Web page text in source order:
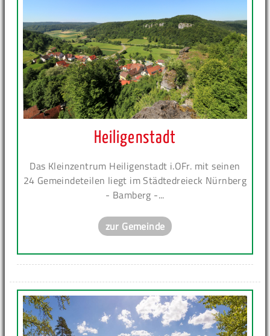
Heiligenstadt
Das Kleinzentrum Heiligenstadt i.OFr. mit seinen
24 Gemeindeteilen liegt im Städtedreieck Nürnberg
- Bamberg -...
zur Gemeinde